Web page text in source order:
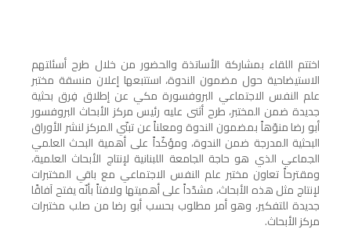
اختتم اللقاء بمشاركة الأساتذة والحضور من خلال طرح أسئلتهم
الاستيضاحية حول مضمون الندوة، استتبعها إعلان منسقة مختبر
علم النفس الاجتماعي البروفسورة مكي عن إطلاق فِرق بحثية
جديدة ضمن المختبر، طرح أثنى عليه رئيس مركز الأبحاث البروفسور
أبو رضا منوّهاً بمضمون الندوة ومعلناً عن تبنّي المركز لنشر الأوراق
البحثية المدرجة ضمن الندوة، ومؤكّداً على أهمية البحث العلمي
الجماعي الذي هو حاجة الجامعة اللبنانية لإنتاج الأبحاث العلمية،
ومقترحاً تعاون مختبر علم النفس الاجتماعي مع باقي المختبرات
لإنتاج مثل هذه الأبحاث، مشدّداً على أهميتها ولافتاً بأنّه يفتح آفاقًا
جديدة للتفكير، وهو أمر مطلوب بحسب أبو رضا من صلب مختبرات
مركز الأبحاث.